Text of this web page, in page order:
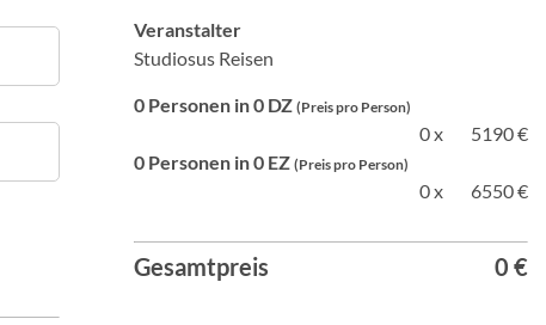
Veranstalter
Studiosus Reisen
0 Personen in 0 DZ (Preis pro Person)
0 x
5190 €
0 Personen in 0 EZ (Preis pro Person)
0 x 6550 €
Gesamtpreis 0 €